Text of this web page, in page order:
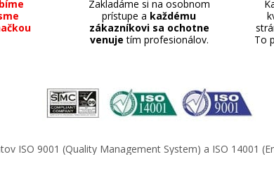
Zakladáme si na osobnom
prístupe a každému
zákazníkovi sa ochotne
venuje tím profesionálov.
To
ISO 9001 (Quality Management System) a ISO 14001